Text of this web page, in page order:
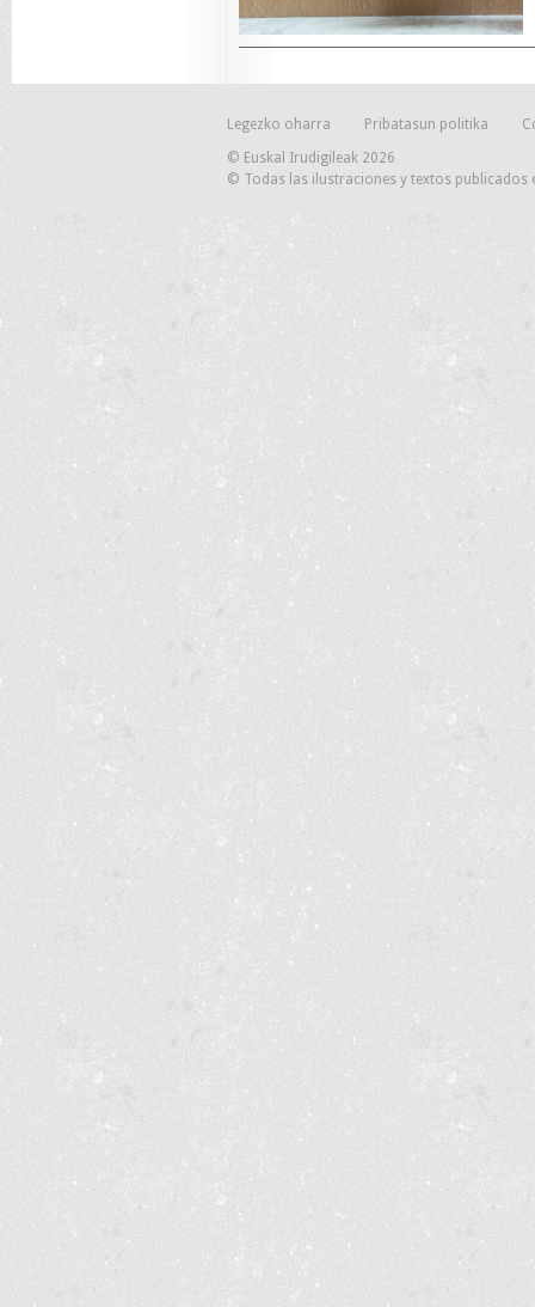
Legezko oharra Pribatasun politika
© Euskal Irudigileak 2026
© Todas las ilustraciones y textos publicados